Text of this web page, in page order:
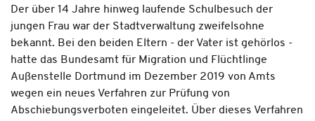
Der über 14 Jahre hinweg laufende Schulbesuch der
jungen Frau war der Stadtverwaltung zweifelsohne
bekannt. Bei den beiden Eltern - der Vater ist gehörlos -
hatte das Bundesamt für Migration und Flüchtlinge
Außenstelle Dortmund im Dezember 2019 von Amts
wegen ein neues Verfahren zur Prüfung von
Abschiebungsverboten eingeleitet. Über dieses Verfahren